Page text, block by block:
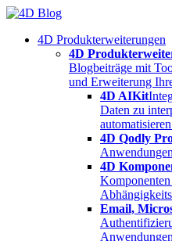
Skip
content4D Produkterweiterungen
4D
Blogbeiträge mit
und Erweiterung
4D AIKit
Daten zu
4D Qodly
4D
Email,